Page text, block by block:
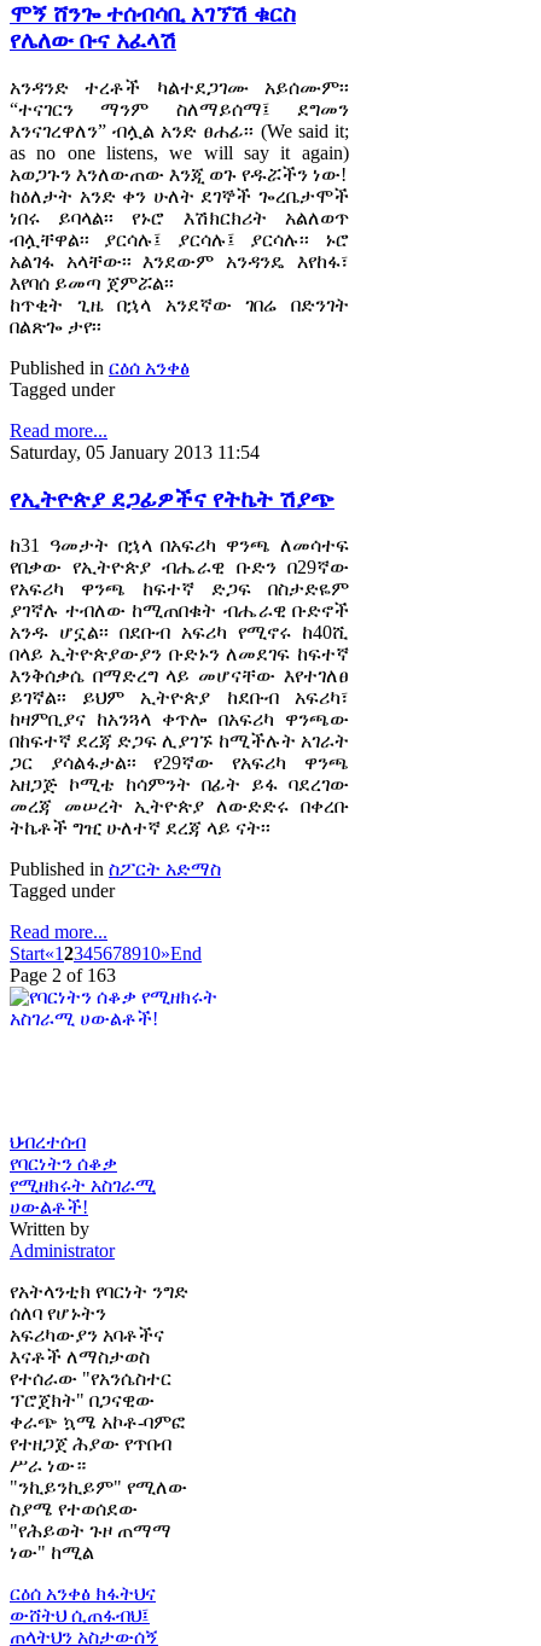
ሞኝ ሸንጐ ተሰብሳቢ አገኘሽ ቁርስ
የሌለው ቡና አፈላሽ
አንዳንድ ተረቶች ካልተደጋገሙ አይሰሙም፡፡
“ተናገርን ማንም ስለማይሰማ፤ ደግመን
እንናገረዋለን” ብሏል አንድ ፀሐፊ፡፡ (We said it;
as no one listens, we will say it again)
አወጋጉን እንለውጠው እንጂ ወጉ የዱሯችን ነው!
ከዕለታት አንድ ቀን ሁለት ደገኞች ጐረቤታሞች
ነበሩ ይባላል፡፡ የኑሮ እሽክርክሪት አልለወጥ
ብሏቸዋል፡፡ ያርሳሉ፤ ያርሳሉ፤ ያርሳሉ፡፡ ኑሮ
አልገፋ አላቸው፡፡ እንደውም አንዳንዴ እየከፋ፣
እየባሰ ይመጣ ጀምሯል፡፡
ከጥቂት ጊዜ በኋላ አንደኛው ገበሬ በድንገት
በልጽጐ ታየ፡፡
Published in ርዕሰ አንቀፅ
Tagged under
Read more...
Saturday, 05 January 2013 11:54
የኢትዮጵያ ደጋፊዎችና የትኬት ሽያጭ
ከ31 ዓመታት በኋላ በአፍሪካ ዋንጫ ለመሳተፍ
የበቃው የኢትዮጵያ ብሔራዊ ቡድን በ29ኛው
የአፍሪካ ዋንጫ ከፍተኛ ድጋፍ በስታድዬም
ያገኛሉ ተብለው ከሚጠበቁት ብሔራዊ ቡድኖች
አንዱ ሆኗል፡፡ በደቡብ አፍሪካ የሚኖሩ ከ40ሺ
በላይ ኢትዮጵያውያን ቡድኑን ለመደገፍ ከፍተኛ
እንቅሰቃሴ በማድረግ ላይ መሆናቸው እየተገለፀ
ይገኛል፡፡ ይህም ኢትዮጵያ ከደቡብ አፍሪካ፣
ከዛምቢያና ከአንጓላ ቀጥሎ በአፍሪካ ዋንጫው
በከፍተኛ ደረጃ ድጋፍ ሊያገኙ ከሚችሉት አገራት
ጋር ያሳልፋታል፡፡ የ29ኛው የአፍሪካ ዋንጫ
አዘጋጅ ኮሚቴ ከሳምንት በፊት ይፋ ባደረገው
መረጃ መሠረት ኢትዮጵያ ለውድድሩ በቀረቡ
ትኬቶች ግዢ ሁለተኛ ደረጃ ላይ ናት፡፡
Published in ስፖርት አድማስ
Tagged under
Read more...
Start«12345678910»End
Page 2 of 163
ህብረተሰብ
የባርነትን ሰቆቃ
የሚዘክሩት አስገራሚ
ሀውልቶች!
Written by
Administrator
የአትላንቲክ የባርነት ንግድ
ሰለባ የሆኑትን
አፍሪካውያን አባቶችና
እናቶች ለማስታወስ
የተሰራው "የአንሴስተር
ፕሮጀክት" በጋናዊው
ቀራጭ ኳሜ አኮቶ-ባምፎ
የተዘጋጀ ሕያው የጥበብ
ሥራ ነው።
"ንኪይንኪይም" የሚለው
ስያሜ የተወሰደው
"የሕይወት ጉዞ ጠማማ
ነው" ከሚል
ርዕሰ አንቀፅ ክፋትህና
ውሸትህ ሲጠፋብህ፤
ጠላትህን አስታውሰኝ